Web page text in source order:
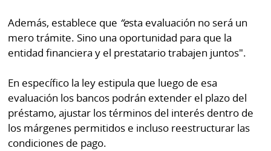
Además, establece que “esta evaluación no será un
mero trámite. Sino una oportunidad para que la
entidad financiera y el prestatario trabajen juntos".
En específico la ley estipula que luego de esa
evaluación los bancos podrán extender el plazo del
préstamo, ajustar los términos del interés dentro de
los márgenes permitidos e incluso reestructurar las
condiciones de pago.